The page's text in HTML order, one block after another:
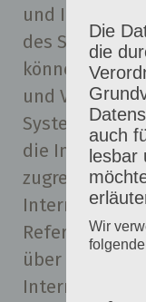
und
des Servers
können die
und
System
die
zugreifendes
Internetseite
Referrer), (4)
über ein
Internetseite
Die
die
auch
lesbar
Wir